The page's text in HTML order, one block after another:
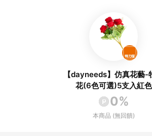
【dayneeds】仿真花藝-
花(6色可選)5支入紅色
0%
本商品 (無回饋)